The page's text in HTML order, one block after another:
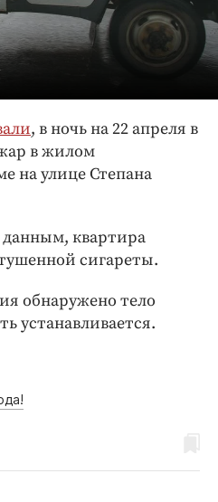
, в ночь на 22 апреля в
в жилом
на улице Степана
квартира
сигареты.
обнаружено тело
устанавливается.